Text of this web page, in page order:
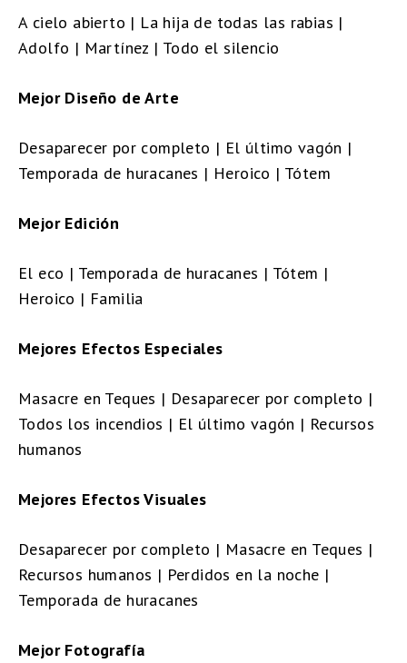
A cielo abierto | La hija de todas las rabias |
Adolfo | Martínez | Todo el silencio
Mejor Diseño de Arte
Desaparecer por completo | El último vagón |
Temporada de huracanes | Heroico | Tótem
Mejor Edición
El eco | Temporada de huracanes | Tótem |
Heroico | Familia
Mejores Efectos Especiales
Masacre en Teques | Desaparecer por completo |
Todos los incendios | El último vagón | Recursos
humanos
Mejores Efectos Visuales
Desaparecer por completo | Masacre en Teques |
Recursos humanos | Perdidos en la noche |
Temporada de huracanes
Mejor Fotografía